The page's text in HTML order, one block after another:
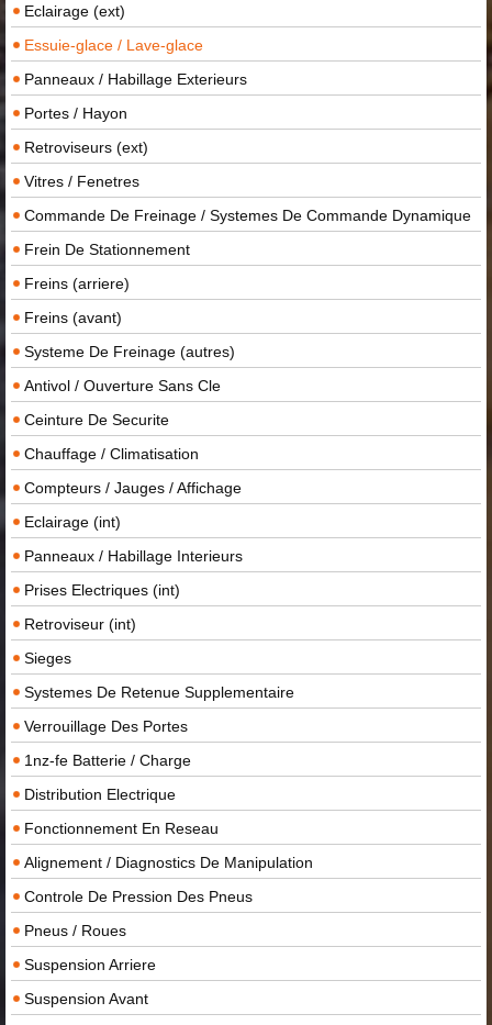
Eclairage (ext)
Essuie-glace / Lave-glace
Panneaux / Habillage Exterieurs
Portes / Hayon
Retroviseurs (ext)
Vitres / Fenetres
Commande De Freinage / Systemes De Commande Dynamique
Frein De Stationnement
Freins (arriere)
Freins (avant)
Systeme De Freinage (autres)
Antivol / Ouverture Sans Cle
Ceinture De Securite
Chauffage / Climatisation
Compteurs / Jauges / Affichage
Eclairage (int)
Panneaux / Habillage Interieurs
Prises Electriques (int)
Retroviseur (int)
Sieges
Systemes De Retenue Supplementaire
Verrouillage Des Portes
1nz-fe Batterie / Charge
Distribution Electrique
Fonctionnement En Reseau
Alignement / Diagnostics De Manipulation
Controle De Pression Des Pneus
Pneus / Roues
Suspension Arriere
Suspension Avant